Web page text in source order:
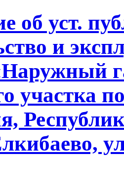
об уст.
и
участка